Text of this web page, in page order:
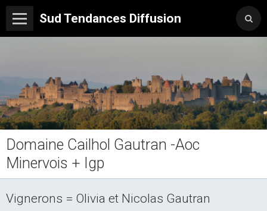
Sud Tendances Diffusion
Domaine Cailhol Gautran -Aoc
Minervois + Igp
Vignerons = Olivia et Nicolas Gautran